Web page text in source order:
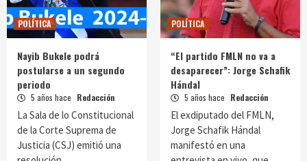
POLÍTICA
Nayib Bukele podrá
postularse a un segundo
periodo
5 años hace Redacción
La Sala de lo Constitucional
de la Corte Suprema de
Justicia (CSJ) emitió una
POLÍTICA
“El partido FMLN no va a
desaparecer”: Jorge Schafik
Hándal
5 años hace Redacción
El exdiputado del FMLN,
Jorge Schafik Hándal
manifestó en una